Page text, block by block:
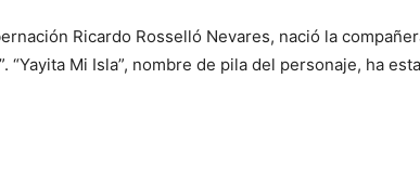
Ricardo Rosselló Nevares, nació la
“Yayita Mi Isla”, nombre de pila del personaje, ha